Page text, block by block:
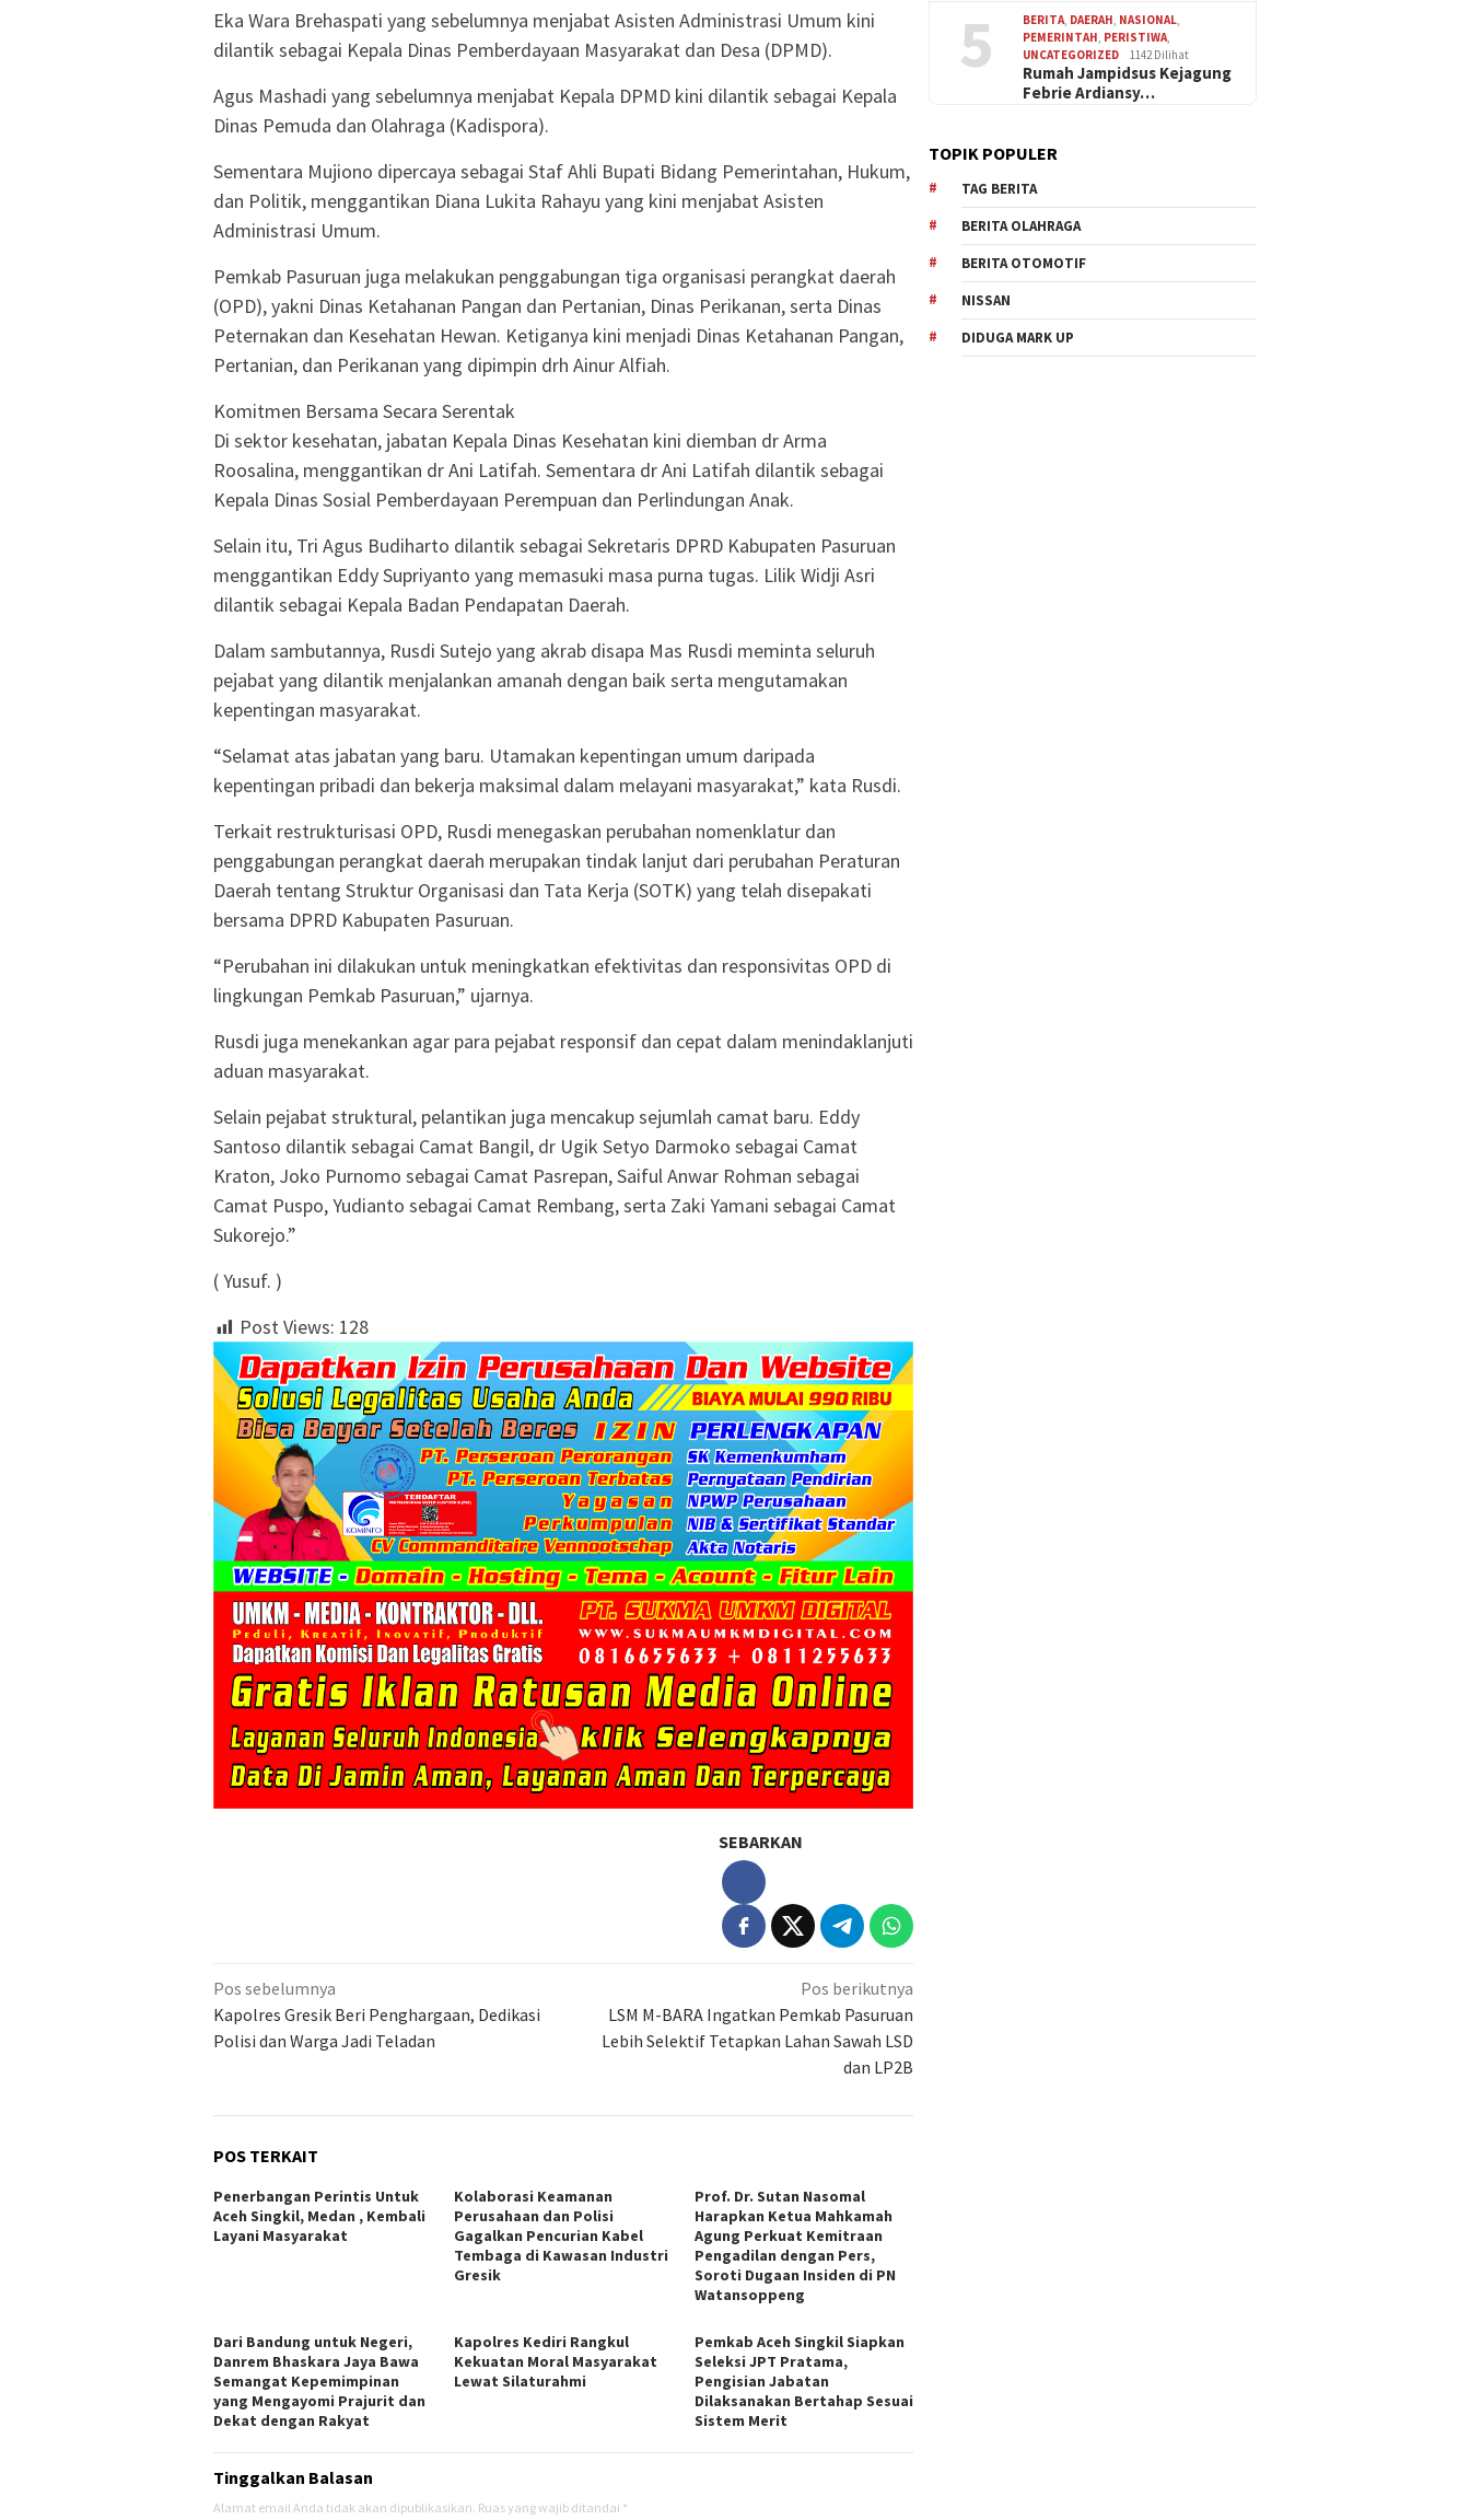
Eka Wara Brehaspati yang sebelumnya menjabat Asisten Administrasi Umum kini
dilantik sebagai Kepala Dinas Pemberdayaan Masyarakat dan Desa (DPMD).
Agus Mashadi yang sebelumnya menjabat Kepala DPMD kini dilantik sebagai Kepala
Dinas Pemuda dan Olahraga (Kadispora).
Sementara Mujiono dipercaya sebagai Staf Ahli Bupati Bidang Pemerintahan, Hukum,
dan Politik, menggantikan Diana Lukita Rahayu yang kini menjabat Asisten
Administrasi Umum.
Pemkab Pasuruan juga melakukan penggabungan tiga organisasi perangkat daerah
(OPD), yakni Dinas Ketahanan Pangan dan Pertanian, Dinas Perikanan, serta Dinas
Peternakan dan Kesehatan Hewan. Ketiganya kini menjadi Dinas Ketahanan Pangan,
Pertanian, dan Perikanan yang dipimpin drh Ainur Alfiah.
Komitmen Bersama Secara Serentak
Di sektor kesehatan, jabatan Kepala Dinas Kesehatan kini diemban dr Arma
Roosalina, menggantikan dr Ani Latifah. Sementara dr Ani Latifah dilantik sebagai
Kepala Dinas Sosial Pemberdayaan Perempuan dan Perlindungan Anak.
Selain itu, Tri Agus Budiharto dilantik sebagai Sekretaris DPRD Kabupaten Pasuruan
menggantikan Eddy Supriyanto yang memasuki masa purna tugas. Lilik Widji Asri
dilantik sebagai Kepala Badan Pendapatan Daerah.
Dalam sambutannya, Rusdi Sutejo yang akrab disapa Mas Rusdi meminta seluruh
pejabat yang dilantik menjalankan amanah dengan baik serta mengutamakan
kepentingan masyarakat.
“Selamat atas jabatan yang baru. Utamakan kepentingan umum daripada
kepentingan pribadi dan bekerja maksimal dalam melayani masyarakat,” kata Rusdi.
Terkait restrukturisasi OPD, Rusdi menegaskan perubahan nomenklatur dan
penggabungan perangkat daerah merupakan tindak lanjut dari perubahan Peraturan
Daerah tentang Struktur Organisasi dan Tata Kerja (SOTK) yang telah disepakati
bersama DPRD Kabupaten Pasuruan.
“Perubahan ini dilakukan untuk meningkatkan efektivitas dan responsivitas OPD di
lingkungan Pemkab Pasuruan,” ujarnya.
Rusdi juga menekankan agar para pejabat responsif dan cepat dalam menindaklanjuti
aduan masyarakat.
Selain pejabat struktural, pelantikan juga mencakup sejumlah camat baru. Eddy
Santoso dilantik sebagai Camat Bangil, dr Ugik Setyo Darmoko sebagai Camat
Kraton, Joko Purnomo sebagai Camat Pasrepan, Saiful Anwar Rohman sebagai
Camat Puspo, Yudianto sebagai Camat Rembang, serta Zaki Yamani sebagai Camat
Sukorejo.”
( Yusuf. )
Post Views: 128
SEBARKAN
Navigasi
pos
Pos sebelumnya
Kapolres Gresik Beri Penghargaan, Dedikasi
Polisi dan Warga Jadi Teladan
Pos berikutnya
LSM M-BARA Ingatkan Pemkab Pasuruan
Lebih Selektif Tetapkan Lahan Sawah LSD
dan LP2B
POS TERKAIT
Penerbangan Perintis Untuk
Aceh Singkil, Medan , Kembali
Layani Masyarakat
Kolaborasi Keamanan
Perusahaan dan Polisi
Gagalkan Pencurian Kabel
Tembaga di Kawasan Industri
Gresik
Prof. Dr. Sutan Nasomal
Harapkan Ketua Mahkamah
Agung Perkuat Kemitraan
Pengadilan dengan Pers,
Soroti Dugaan Insiden di PN
Watansoppeng
Dari Bandung untuk Negeri,
Danrem Bhaskara Jaya Bawa
Semangat Kepemimpinan
yang Mengayomi Prajurit dan
Dekat dengan Rakyat
Kapolres Kediri Rangkul
Kekuatan Moral Masyarakat
Lewat Silaturahmi
Pemkab Aceh Singkil Siapkan
Seleksi JPT Pratama,
Pengisian Jabatan
Dilaksanakan Bertahap Sesuai
Sistem Merit
Tinggalkan Balasan
Alamat email Anda tidak akan dipublikasikan. Ruas yang wajib ditandai *
5 BERITA DAERAH NASIONAL
PEMERINTAH PERISTIWA
UNCATEGORIZED
1142 Dilihat
Rumah Jampidsus Kejagung
Febrie Ardiansy…
TOPIK POPULER
TAG BERITA
BERITA OLAHRAGA
BERITA OTOMOTIF
NISSAN
DIDUGA MARK UP